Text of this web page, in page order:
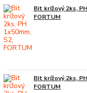
Bit krížový 2ks,
FORTUM
Bit krížový 2ks,
FORTUM